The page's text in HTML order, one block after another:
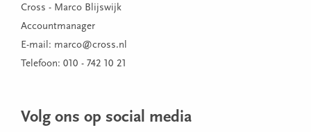
Cross - Marco Blijswijk
Accountmanager
E-mail: marco@cross.nl
Telefoon: 010 - 742 10 21
Volg ons op social media